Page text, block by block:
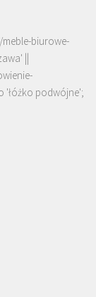
meble-biurowe-
||
'łóżko podwójne';